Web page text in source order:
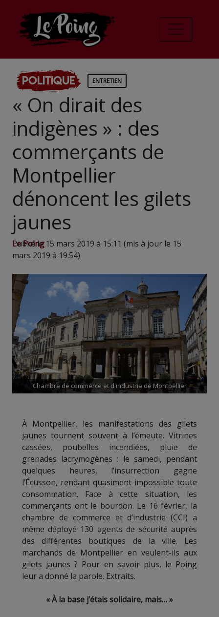
Politique ENTRETIEN
« On dirait des
indigènes » : des
commerçants de
Montpellier
dénoncent les gilets
jaunes
Le Poing
Publié le 15 mars 2019 à 15:11 (mis à jour le 15
mars 2019 à 19:54)
Chambre de commerce et d'industrie de Montpellier
À Montpellier, les manifestations des gilets
jaunes tournent souvent à l’émeute. Vitrines
cassées, poubelles incendiées, pluie de
grenades lacrymogènes : le samedi, pendant
quelques heures, l’insurrection gagne
l’Écusson, rendant quasiment impossible toute
consommation. Face à cette situation, les
commerçants ont le bourdon. Le 16 février, la
chambre de commerce et d’industrie (CCI) a
même déployé 130 agents de sécurité auprès
des différentes boutiques de la ville. Les
marchands de Montpellier en veulent-ils aux
gilets jaunes ? Pour en savoir plus, le Poing
leur a donné la parole. Extraits.
« À la base j’étais solidaire, mais… »